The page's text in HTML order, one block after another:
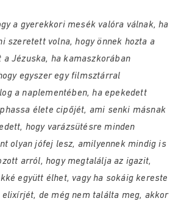
a gyerekkori mesék valóra válnak, ha
szeretett volna, hogy önnek hozta a
Jézuska, ha kamaszkorában
egyszer egy filmsztárral
a naplementében, ha epekedett
élete cipőjét, ami senki másnak
hogy varázsütésre minden
olyan jófej lesz, amilyennek mindig is
arról, hogy megtalálja az igazit,
együtt élhet, vagy ha sokáig kereste
elixírjét, de még nem találta meg, akkor